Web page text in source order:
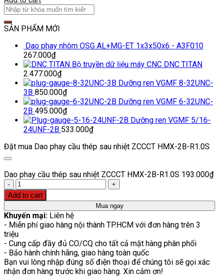
SẢN PHẨM MỚI
Dao phay nhôm OSG AL+MG-ET 1x3x50x6 - A3F010
267.000₫
Bộ truyền dữ liệu máy CNC DNC TITAN
2.477.000₫
Dưỡng ren VGMF 8-32UNC-
3B 850.000₫
Dưỡng ren VGMF 6-32UNC-
2B 495.000₫
Dưỡng ren VGMF 5/16-
24UNF-2B 533.000₫
Đặt mua Dao phay cầu thép sau nhiệt ZCCCT HMX-2B-R1.0S
Dao phay cầu thép sau nhiệt ZCCCT HMX-2B-R1.0S 193.000₫
Quantity
Add to cart
Mua ngay
Khuyến mại: Liên hệ
- Miễn phí giao hàng nội thành TP.HCM với đơn hàng trên 3
triệu
- Cung cấp đầy đủ CO/CQ cho tất cả mặt hàng phân phối
- Bảo hành chính hãng, giao hàng toàn quốc
Bạn vui lòng nhập đúng số điện thoại để chúng tôi sẽ gọi xác
nhận đơn hàng trước khi giao hàng. Xin cảm ơn!